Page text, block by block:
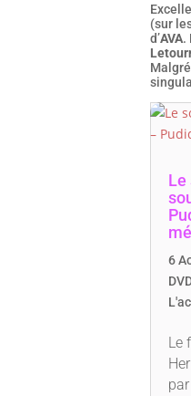
(sur
d’AVA.
Le
6
Le